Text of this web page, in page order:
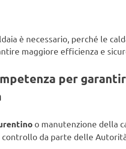
è necessario, perché le
maggiore efficienza e
per
o manutenzione della
controllo da parte delle